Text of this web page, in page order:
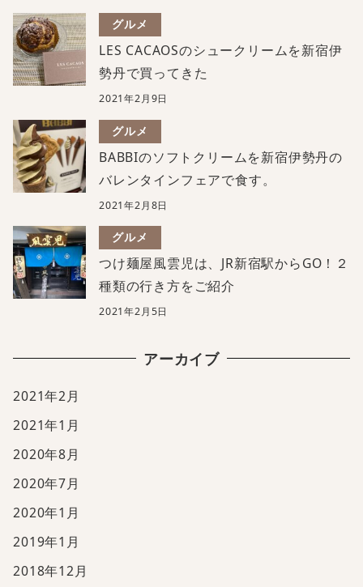
グルメ
LES CACAOSのシュークリームを新宿伊
勢丹で買ってきた
2021年2月9日
グルメ
BABBIのソフトクリームを新宿伊勢丹の
バレンタインフェアで食す。
2021年2月8日
グルメ
つけ麺屋風雲児は、JR新宿駅からGO！２
種類の行き方をご紹介
2021年2月5日
アーカイブ
2021年2月
2021年1月
2020年8月
2020年7月
2020年1月
2019年1月
2018年12月